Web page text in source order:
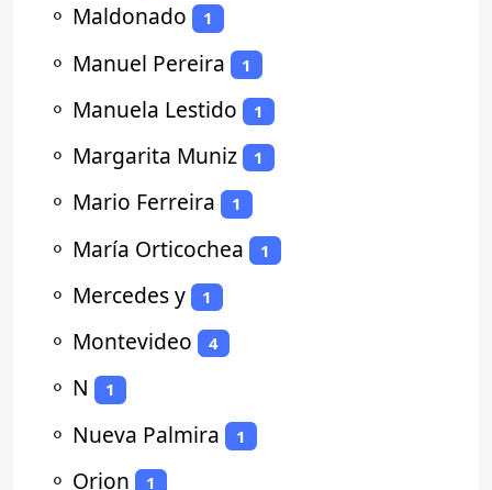
⚬ Maldonado 1
⚬ Manuel Pereira 1
⚬ Manuela Lestido 1
⚬ Margarita Muniz 1
⚬ Mario Ferreira 1
⚬ María Orticochea 1
⚬ Mercedes y 1
⚬ Montevideo 4
⚬ N 1
⚬ Nueva Palmira 1
⚬ Orion 1